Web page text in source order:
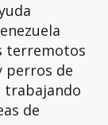
terremotos
perros de
trabajando
de